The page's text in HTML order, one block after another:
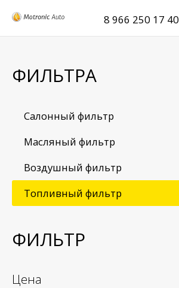
8 966 250 17 40
ФИЛЬТРА
Салонный фильтр
Масляный фильтр
Воздушный фильтр
Топливный фильтр
ФИЛЬТР
Цена